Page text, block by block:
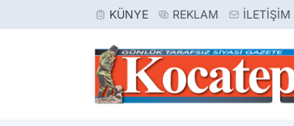
KÜNYE REKLAM İLETIŞIM